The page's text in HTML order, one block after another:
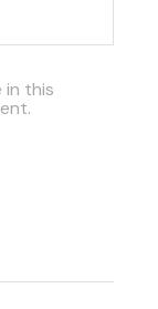
in this